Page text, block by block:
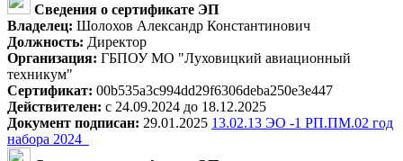
Сведения о сертификате ЭП
Владелец: Шолохов Александр Константинович
Должность: Директор
Организация: ГБПОУ МО "Луховицкий авиационный
техникум"
Сертификат: 00b535a3c994dd29f6306deba250e3e447
Действителен: с 24.09.2024 до 18.12.2025
Документ подписан: 29.01.2025 13.02.13 ЭО -1 РП.ПМ.02 год
набора 2024_